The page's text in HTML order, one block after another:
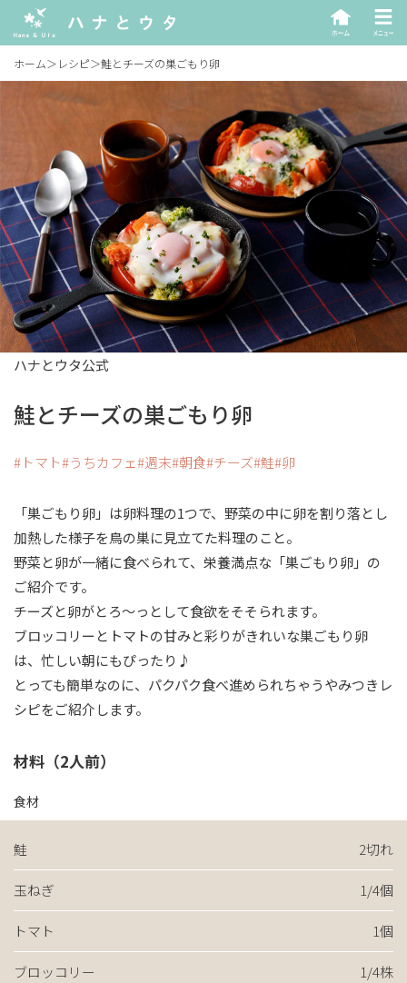
ホーム＞ レシピ＞鮭とチーズの巣ごもり卵
ハナとウタ公式
鮭とチーズの巣ごもり卵
トマト うちカフェ 週末 朝食 チーズ 鮭 卵
「巣ごもり卵」は卵料理の1つで、野菜の中に卵を割り落とし
加熱した様子を鳥の巣に見立てた料理のこと。
野菜と卵が一緒に食べられて、栄養満点な「巣ごもり卵」の
ご紹介です。
チーズと卵がとろ～っとして食欲をそそられます。
ブロッコリーとトマトの甘みと彩りがきれいな巣ごもり卵
は、忙しい朝にもぴったり♪
とっても簡単なのに、パクパク食べ進められちゃうやみつきレ
シピをご紹介します。
材料（2人前）
食材
鮭 2切れ
玉ねぎ 1/4個
トマト 1個
ブロッコリー 1/4株